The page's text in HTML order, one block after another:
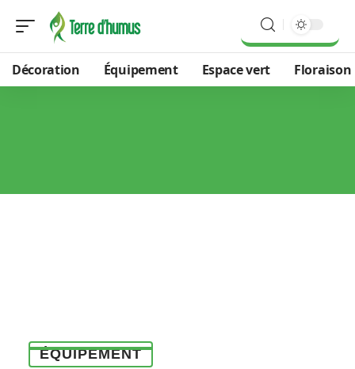
Décoration Équipement Espace vert Floraison
ÉQUIPEMENT